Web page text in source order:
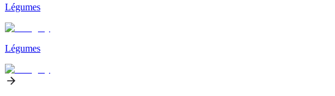
Légumes
Légumes